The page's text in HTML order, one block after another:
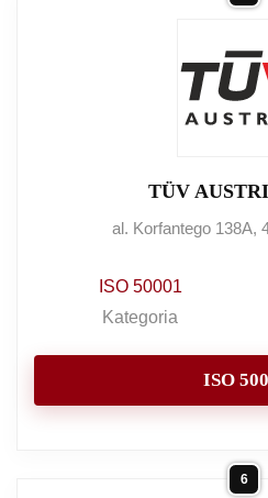
TÜV
al. Korfantego 138A,
ISO 50001
Kategoria
ISO
6